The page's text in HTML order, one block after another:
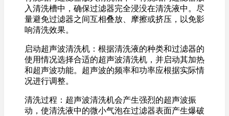
入清洗槽中，确保过滤器完全浸没在清洗液中。尽
量避免过滤器之间互相叠放、摩擦或挤压，以免影
响清洗效果。
启动超声波清洗机：根据清洗液的种类和过滤器的
使用情况选择合适的超声波清洗机，并启动其加热
和超声波功能。超声波的频率和功率应根据实际情
况进行调整。
清洗过程：超声波清洗机会产生强烈的超声波振
动，使清洗液中的微小气泡在过滤器表面产生爆破